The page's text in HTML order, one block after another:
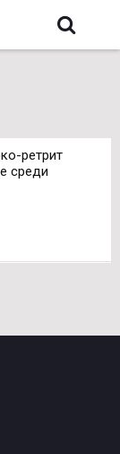
ретрит
среди